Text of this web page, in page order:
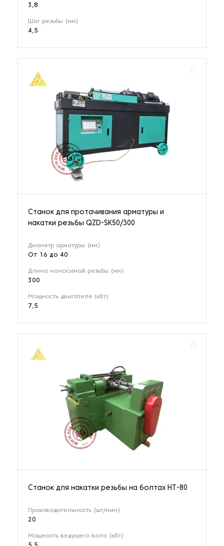
3,8
Шаг резьбы (мм)
4,5
Станок для протачивания арматуры и
накатки резьбы QZD-SK50/300
Диаметр арматуры (мм)
От 16 до 40
Длина наносимой резьбы (мм)
300
Мощность двигателя (кВт)
7,5
Станок для накатки резьбы на болтах НТ-80
Производительность (шт/мин)
20
Мощность ведущего вала (кВт)